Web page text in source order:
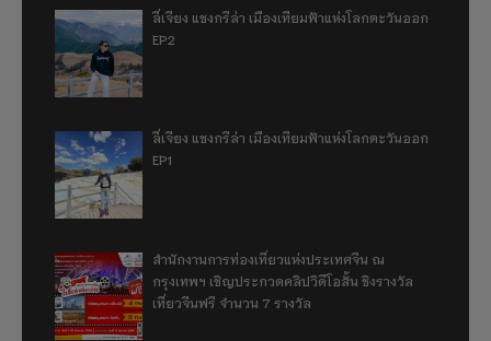
ลี่เจียง แชงกรีล่า เมืองเทียมฟ้าแห่งโลกตะวันออก
EP2
ลี่เจียง แชงกรีล่า เมืองเทียมฟ้าแห่งโลกตะวันออก
EP1
สำนักงานการท่องเที่ยวแห่งประเทศจีน ณ
กรุงเทพฯ เชิญประกวดคลิปวิดีโอสั้น ชิงรางวัล
เที่ยวจีนฟรี จำนวน 7 รางวัล